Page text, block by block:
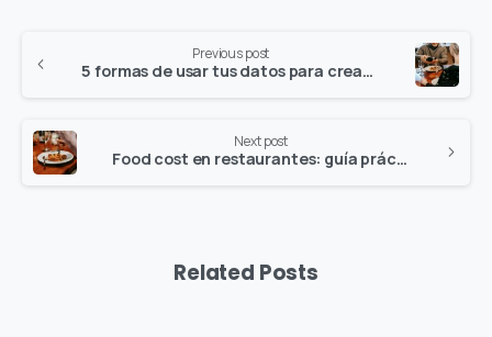
Previous post
5 formas de usar tus datos para crear promociones en tu restaurante
Next post
Food cost en restaurantes: guía práctica para calcular y optimizar tus costos
Related Posts